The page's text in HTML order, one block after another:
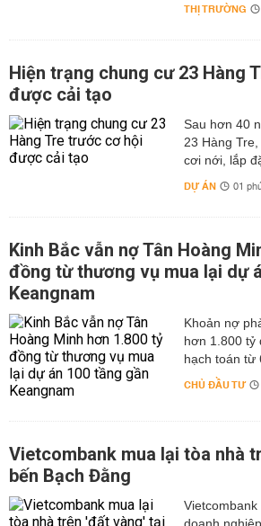
THỊ TRƯỜNG
Hiện trạng chung cư 23 Hàng
được cải tạo
Sau hơn 40
23 Hàng
cơi nới, lắp
DỰ ÁN 01
Kinh Bắc vẫn nợ Tân Hoàng
đồng từ thương vụ mua lại dự
Keangnam
hơn 1.800 tỷ
hạch toán từ
CHỦ ĐẦU TƯ
Vietcombank mua lại tòa nhà
bến Bạch Đằng